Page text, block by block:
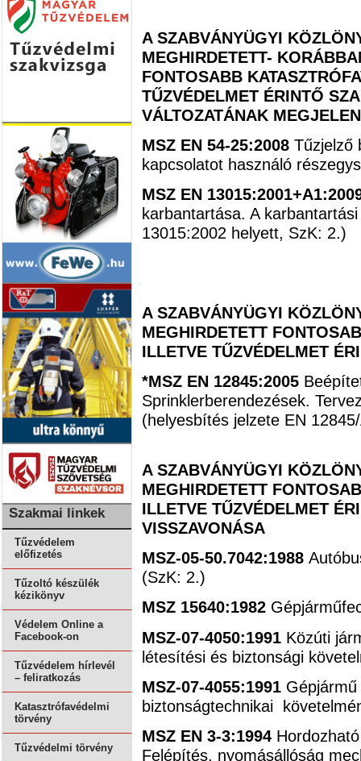
Szakmai linkek
Tűzvédelem
előfizetés
Tűzoltó készülék
kézikönyv
Védelem Online a
Facebook-on
Tűzvédelem hírlevél
– feliratkozás
Katasztrófavédelmi
törvény
Tűzvédelmi törvény
A SZABVÁNYÜGYI
MEGHIRDETETT-
FONTOSABB
TŰZVÉDELMET ÉRINTŐ
VÁLTOZATÁNAK
MSZ EN 54-25:2008 Tűzjelző
kapcsolatot használó
MSZ EN
karbantartása. A
13015:2002 helyett, SzK: 2.)
A SZABVÁNYÜGYI
MEGHIRDETETT
ILLETVE TŰZVÉDELMET
*MSZ EN 12845:2005
Sprinklerberendezések.
(helyesbítés jelzete EN
A SZABVÁNYÜGYI
MEGHIRDETETT
ILLETVE TŰZVÉDELMET
VISSZAVONÁSA
MSZ-05-50.7042:1988
(SzK: 2.)
MSZ 15640:1982
MSZ-07-4050:1991 Közúti
létesítési és biztonsági
MSZ-07-4055:1991
biztonságtechnikai
MSZ EN 3-3:1994
Felépítés, nyomásállóság